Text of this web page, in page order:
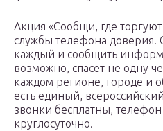
Акция «Сообщи, где
службы телефона доверия.
каждый и сообщить
возможно, спасет не одну
каждом регионе, городе и
есть единый,
звонки бесплатны,
круглосуточно.